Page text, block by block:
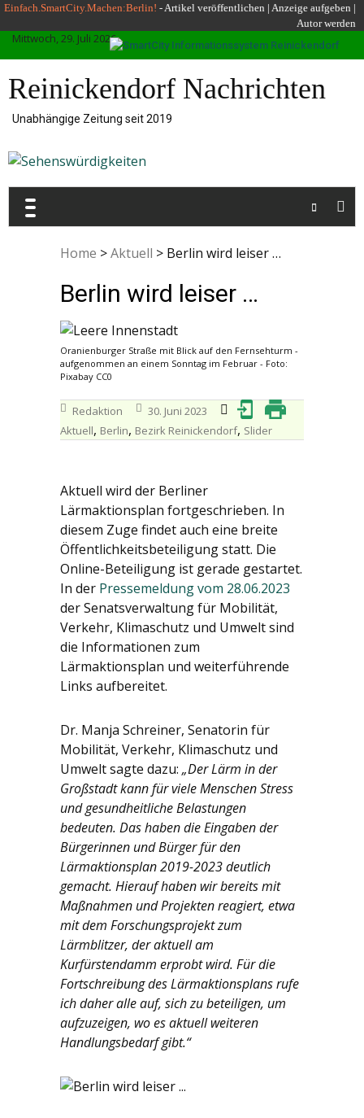
Skip
to
content
Einfach.SmartCity.Machen:Berlin! -Artikel veröffentlichen | Anzeige aufgeben |
Autor werden
Mittwoch, 29. Juli 2026
Reinickendorf Nachrichten
Unabhängige Zeitung seit 2019
Home >Aktuell > Berlin wird leiser …
Berlin wird leiser …
Oranienburger Straße mit Blick auf den Fernsehturm -
aufgenommen an einem Sonntag im Februar - Foto:
Pixabay CC0
Redaktion
30. Juni 2023
Aktuell, Berlin, Bezirk Reinickendorf, Slider
Aktuell wird der Berliner
Lärmaktionsplan fortgeschrieben. In
diesem Zuge findet auch eine breite
Öffentlichkeitsbeteiligung statt. Die
Online-Beteiligung ist gerade gestartet.
In der Pressemeldung vom 28.06.2023
der Senatsverwaltung für Mobilität,
Verkehr, Klimaschutz und Umwelt sind
die Informationen zum
Lärmaktionsplan und weiterführende
Links aufbereitet.
Dr. Manja Schreiner, Senatorin für
Mobilität, Verkehr, Klimaschutz und
Umwelt sagte dazu:„Der Lärm in der
Großstadt kann für viele Menschen Stress
und gesundheitliche Belastungen
bedeuten. Das haben die Eingaben der
Bürgerinnen und Bürger für den
Lärmaktionsplan 2019-2023 deutlich
gemacht. Hierauf haben wir bereits mit
Maßnahmen und Projekten reagiert, etwa
mit dem Forschungsprojekt zum
Lärmblitzer, der aktuell am
Kurfürstendamm erprobt wird. Für die
Fortschreibung des Lärmaktionsplans rufe
ich daher alle auf, sich zu beteiligen, um
aufzuzeigen, wo es aktuell weiteren
Handlungsbedarf gibt.“